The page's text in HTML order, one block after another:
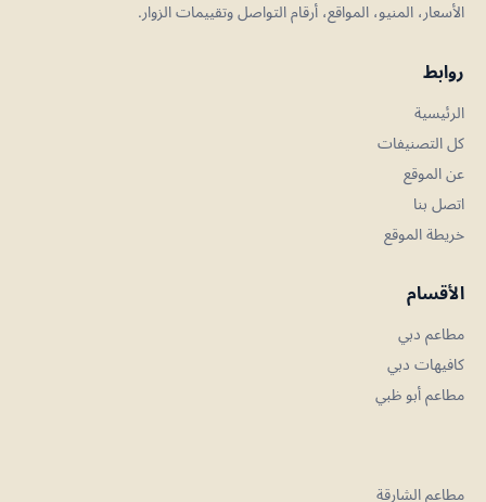
الأسعار، المنيو، المواقع، أرقام التواصل وتقييمات الزوار.
روابط
الرئيسية
كل التصنيفات
عن الموقع
اتصل بنا
خريطة الموقع
الأقسام
مطاعم دبي
كافيهات دبي
مطاعم أبو ظبي
مطاعم الشارقة